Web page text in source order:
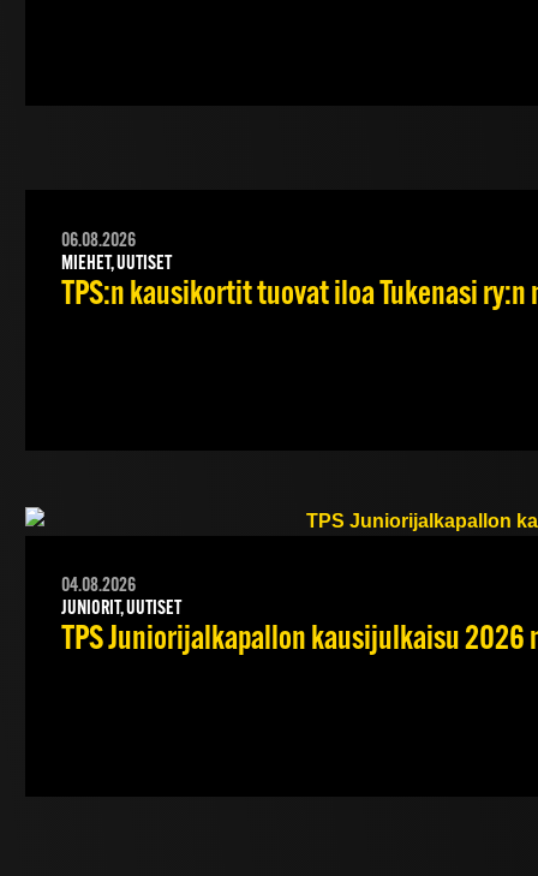
06.08.2026
MIEHET, UUTISET
TPS:n kausikortit tuovat iloa Tukenasi
04.08.2026
JUNIORIT, UUTISET
TPS Juniorijalkapallon kausijulkaisu 2026